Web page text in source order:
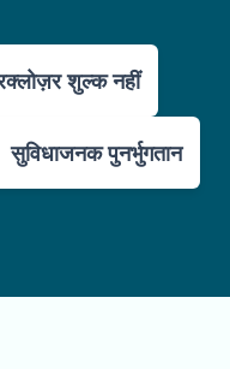
शुल्क नहीं
सुविधाजनक पुनर्भुगतान